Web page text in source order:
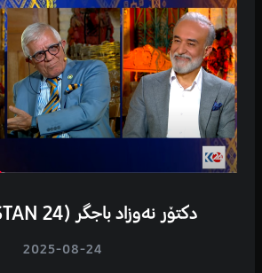
دکتۆر نەوزاد باجگر (KURDISTAN 24)
2025-08-24